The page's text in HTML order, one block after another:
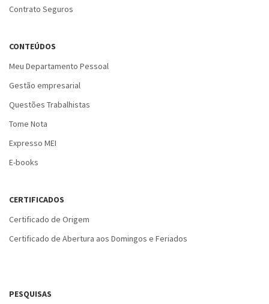
Contrato Seguros
CONTEÚDOS
Meu Departamento Pessoal
Gestão empresarial
Questões Trabalhistas
Tome Nota
Expresso MEI
E-books
CERTIFICADOS
Certificado de Origem
Certificado de Abertura aos Domingos e Feriados
PESQUISAS